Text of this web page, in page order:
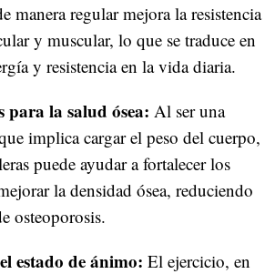
manera regular mejora la resistencia
y muscular, lo que se traduce en
y resistencia en la vida diaria.
para la salud ósea: Al ser una
implica cargar el peso del cuerpo,
puede ayudar a fortalecer los
la densidad ósea, reduciendo
osteoporosis.
estado de ánimo: El ejercicio, en